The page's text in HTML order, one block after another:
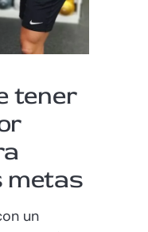
tener
metas
un